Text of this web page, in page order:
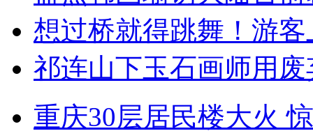
想过桥就得跳舞！游客
祁连山下玉石画师用
重庆30层居民楼大火